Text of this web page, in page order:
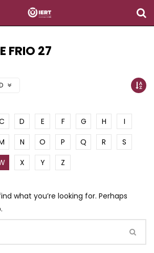
FRIO 27
D E F G H
I
N O P Q R
S
X Y Z
what you’re looking for. Perhaps